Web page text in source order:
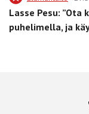
Lasse Pesu:
puhelimella, ja